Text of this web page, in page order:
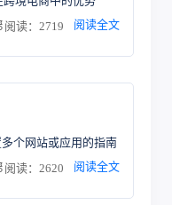
阅读：2719 阅读全文
个网站或应用的指南
阅读：2620 阅读全文